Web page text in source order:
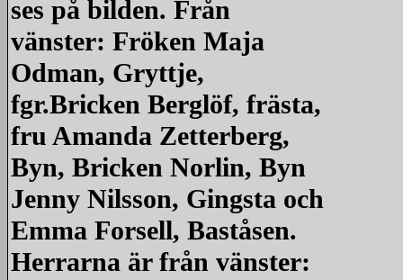
ses på bilden. Från
vänster: Fröken Maja
Odman, Gryttje,
fgr.Bricken Berglöf, frästa,
fru Amanda Zetterberg,
Byn, Bricken Norlin, Byn
Jenny Nilsson, Gingsta och
Emma Forsell, Baståsen.
Herrarna är från vänster: